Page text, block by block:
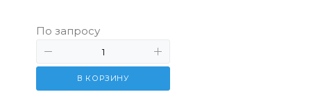
По запросу
В КОРЗИНУ